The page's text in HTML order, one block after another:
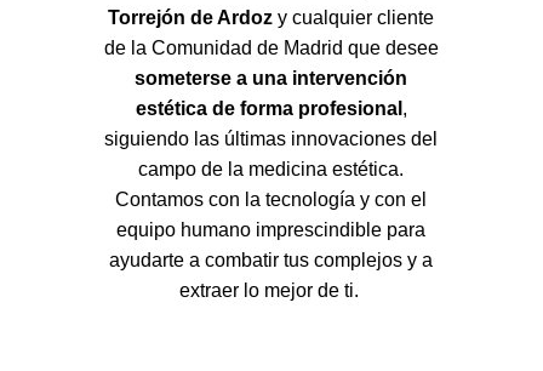
Torrejón de Ardoz y cualquier cliente
de la Comunidad de Madrid que desee
someterse a una intervención
estética de forma profesional ,
siguiendo las últimas innovaciones del
campo de la medicina estética.
Contamos con la tecnología y con el
equipo humano imprescindible para
ayudarte a combatir tus complejos y a
extraer lo mejor de ti.